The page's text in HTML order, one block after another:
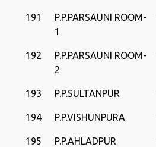
191
P.P.PARSAUNI ROOM-
1
192
P.P.PARSAUNI ROOM-
2
193 P.P.SULTANPUR
194 P.P.VISHUNPURA
195
P.P.AHLADPUR